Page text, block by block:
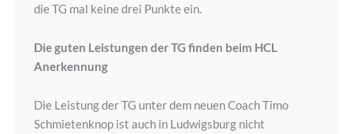
die TG mal keine drei Punkte ein.
Die guten Leistungen der TG finden beim HCL
Anerkennung
Die Leistung der TG unter dem neuen Coach Timo
Schmietenknop ist auch in Ludwigsburg nicht